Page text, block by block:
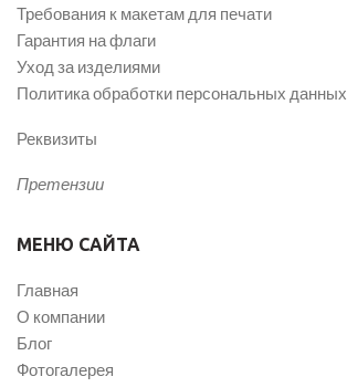
Требования к макетам для печати
Гарантия на флаги
Уход за изделиями
Политика обработки персональных данных
Реквизиты
Претензии
МЕНЮ САЙТА
Главная
О компании
Блог
Фотогалерея